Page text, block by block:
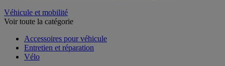
Véhicule et mobilité
Voir toute la catégorie
Accessoires pour véhicule
Entretien et réparation
Vélo